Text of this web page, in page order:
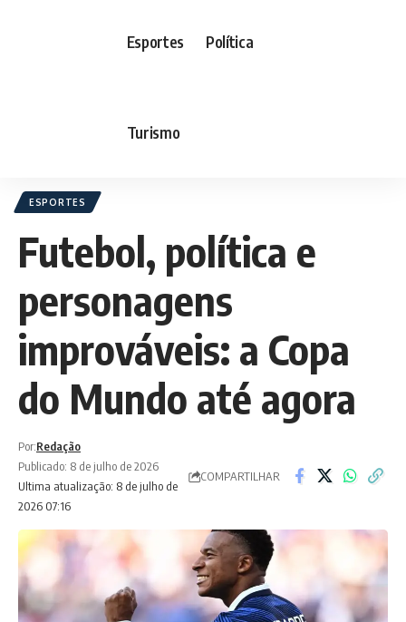
Esportes Política
Turismo
ESPORTES
Futebol, política e
personagens
improváveis: a Copa
do Mundo até agora
Ultima atualização: 8 de julho de
2026 07:16
Por:Redação
Publicado: 8 de julho de 2026
COMPARTILHAR